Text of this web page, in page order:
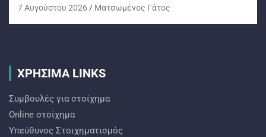
7 Αυγούστου 2026 Ματσωμένος Γάτος
ΧΡΗΣΙΜΑ LINKS
Συμβουλές για στοίχημα
Online στοίχημα
Υπεύθυνος Στοιχηματισμός